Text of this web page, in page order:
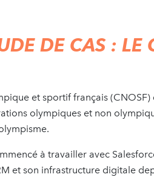
DE CAS : LE
et sportif français
olympiques et non
à travailler avec
et son infrastructure digitale